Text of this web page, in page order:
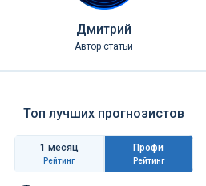
Дмитрий
Автор статьи
Топ лучших прогнозистов
1 месяц
Рейтинг
Профи
Рейтинг